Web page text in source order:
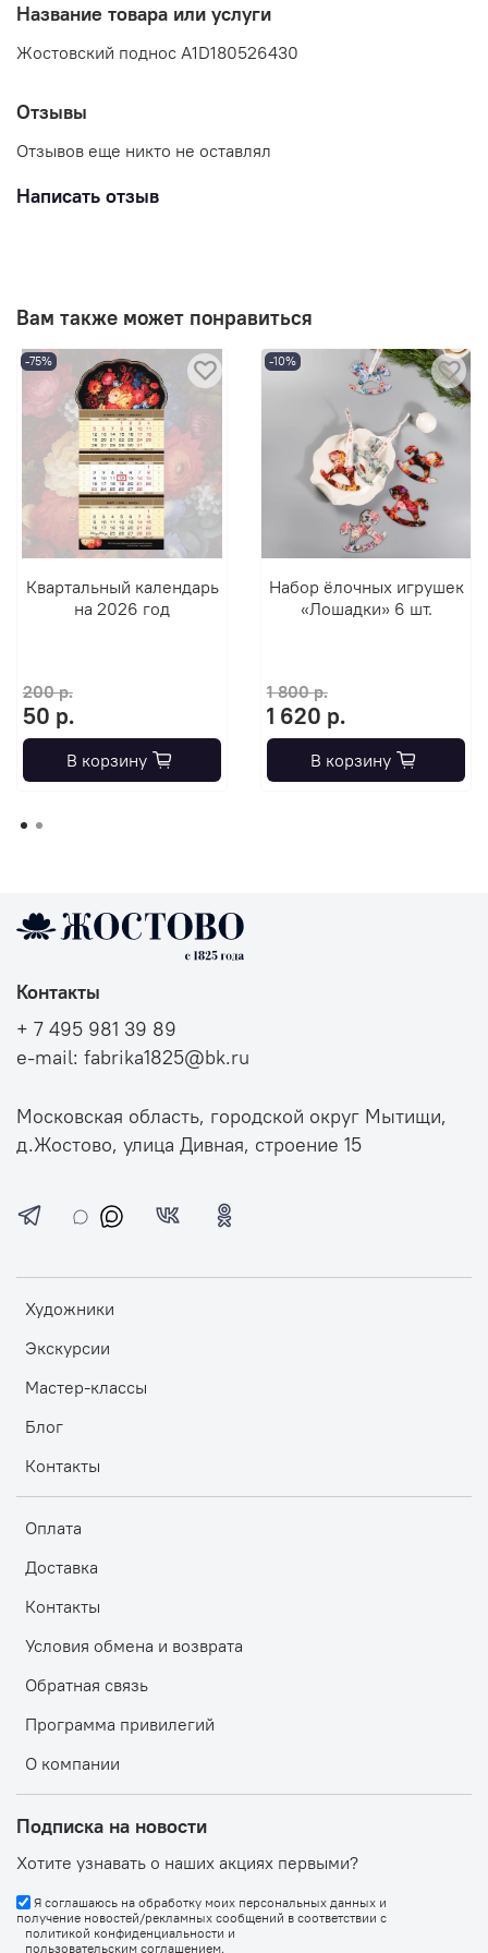
Название товара или услуги
Жостовский поднос A1D180526430
Отзывы
Отзывов еще никто не оставлял
Написать отзыв
Вам также может понравиться
-75%
Квартальный календарь
на 2026 год
200 р.
50 р.
В корзину
-10%
Набор ёлочных игрушек
«Лошадки» 6 шт.
1 800 р.
1 620 р.
В корзину
Художники
Экскурсии
Мастер-классы
Блог
Контакты
Оплата
Доставка
Контакты
Условия обмена и возврата
Обратная связь
Программа привилегий
О компании
Подписка на новости
Хотите узнавать о наших акциях первыми?
Я соглашаюсь на обработку моих персональных данных и
получение новостей/рекламных сообщений в соответствии с
политикой конфиденциальности и
пользовательским соглашением.
Контакты
+ 7 495 981 39 89
e-mail: fabrika1825@bk.ru
Московская область, городской округ Мытищи,
д.Жостово, улица Дивная, строение 15